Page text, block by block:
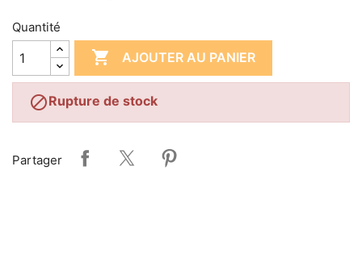
Quantité
 AJOUTER AU PANIER
Rupture de stock
Partager